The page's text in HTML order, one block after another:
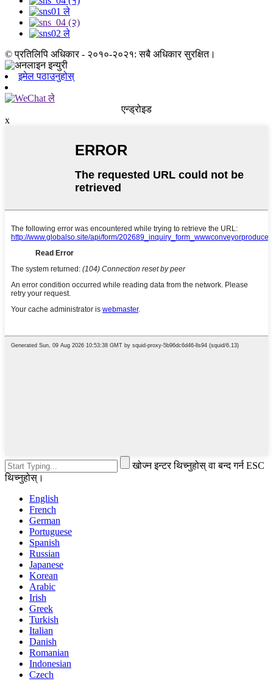
© प्रतिलिपि अधिकार - २०१०-२०२१: सबै अधिकार सुरक्षित।
इमेल पठाउनुहोस्
एन्ड्रोइड
x
खोज्न इन्टर थिच्नुहोस् वा बन्द गर्न ESC
थिच्नुहोस्।
English
French
German
Portuguese
Spanish
Russian
Japanese
Korean
Arabic
Irish
Greek
Turkish
Italian
Danish
Romanian
Indonesian
Czech